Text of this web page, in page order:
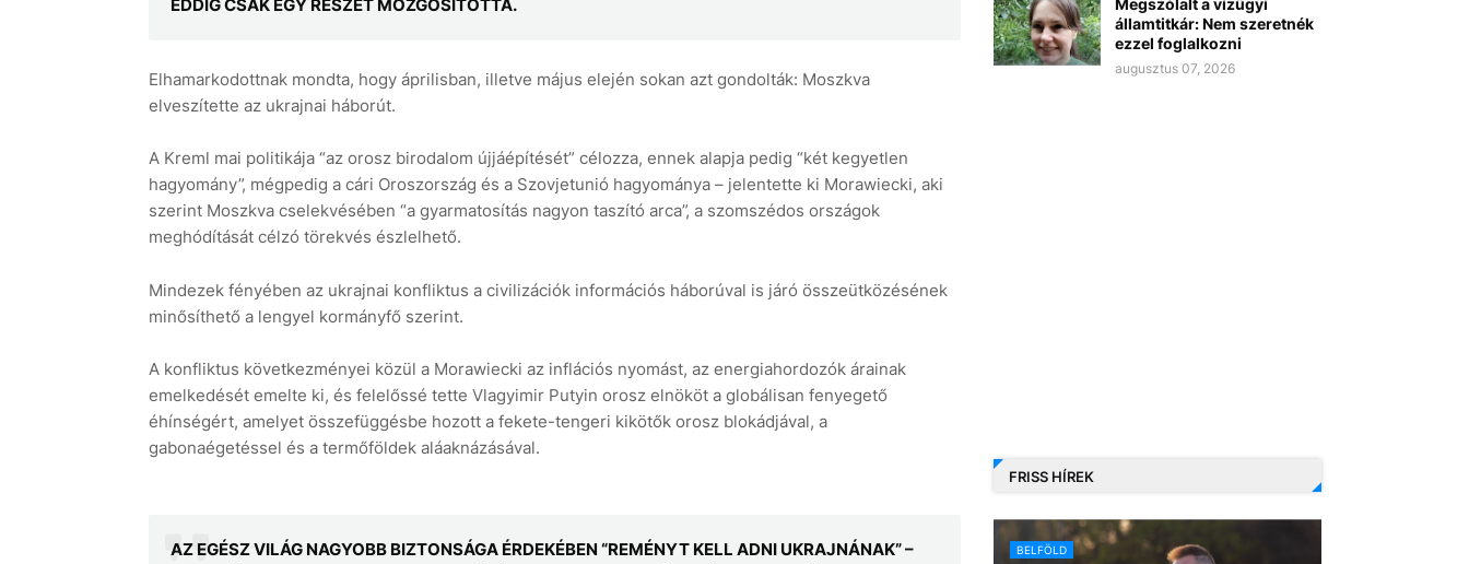
EDDIG CSAK EGY RÉSZÉT MOZGÓSÍTOTTA.
Elhamarkodottnak mondta, hogy áprilisban, illetve május elején sokan azt gondolták: Moszkva
elveszítette az ukrajnai háborút.
A Kreml mai politikája “az orosz birodalom újjáépítését” célozza, ennek alapja pedig “két kegyetlen
hagyomány”, mégpedig a cári Oroszország és a Szovjetunió hagyománya – jelentette ki Morawiecki, aki
szerint Moszkva cselekvésében “a gyarmatosítás nagyon taszító arca”, a szomszédos országok
meghódítását célzó törekvés észlelhető.
Mindezek fényében az ukrajnai konfliktus a civilizációk információs háborúval is járó összeütközésének
minősíthető a lengyel kormányfő szerint.
A konfliktus következményei közül a Morawiecki az inflációs nyomást, az energiahordozók árainak
emelkedését emelte ki, és felelőssé tette Vlagyimir Putyin orosz elnököt a globálisan fenyegető
éhínségért, amelyet összefüggésbe hozott a fekete-tengeri kikötők orosz blokádjával, a
gabonaégetéssel és a termőföldek aláaknázásával.
AZ EGÉSZ VILÁG NAGYOBB BIZTONSÁGA ÉRDEKÉBEN “REMÉNYT KELL ADNI UKRAJNÁNAK” –
Megszólalt a vízügyi
államtitkár: Nem szeretnék
ezzel foglalkozni
augusztus 07, 2026
FRISS HÍREK
BELFÖLD